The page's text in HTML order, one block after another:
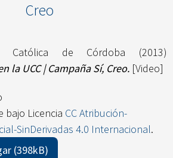
Creo
Católica de Córdoba (2013)
la UCC | Campaña Sí, Creo. [Video]
bajo Licencia CC Atribución-
SinDerivadas 4.0 Internacional.
(398kB)